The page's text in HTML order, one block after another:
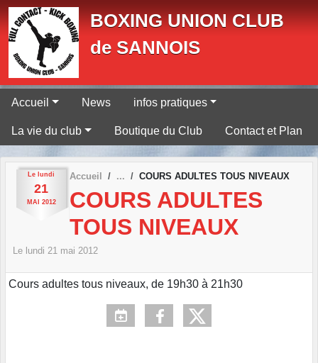
BOXING UNION CLUB
de SANNOIS
Accueil News infos pratiques
La vie du club Boutique du Club Contact et Plan
Le lundi
21
MAI 2012
Accueil COURS ADULTES TOUS NIVEAUX
COURS ADULTES
TOUS NIVEAUX
Le lundi 21 mai 2012
Cours adultes tous niveaux, de 19h30 à 21h30
Panneau de gestion des cookies